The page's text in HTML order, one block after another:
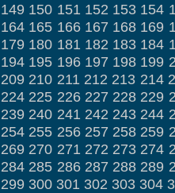
149 150 151 152 153 154
164 165 166 167 168 169
179 180 181 182 183 184
194 195 196 197 198 199
209 210 211 212 213 214
224 225 226 227 228 229
239 240 241 242 243 244
254 255 256 257 258 259
269 270 271 272 273 274
284 285 286 287 288 289
299 300 301 302 303 304